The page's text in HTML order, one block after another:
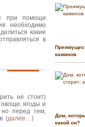
при помощи
необходимо
какие
в
не стоит)
ягоды и
но перед тем,
(далее…)
каминов
Дом,
какой он?